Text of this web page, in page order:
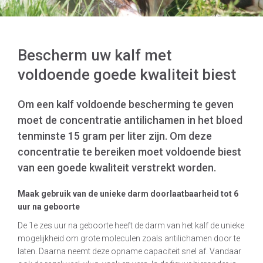
Bescherm uw kalf met
voldoende goede kwaliteit biest
Om een kalf voldoende bescherming te geven
moet de concentratie antilichamen in het bloed
tenminste 15 gram per liter zijn. Om deze
concentratie te bereiken moet voldoende biest
van een goede kwaliteit verstrekt worden.
Maak gebruik van de unieke darm doorlaatbaarheid tot 6
uur na geboorte
De 1e zes uur na geboorte heeft de darm van het kalf de unieke
mogelijkheid om grote moleculen zoals antilichamen door te
laten. Daarna neemt deze opname capaciteit snel af. Vandaar